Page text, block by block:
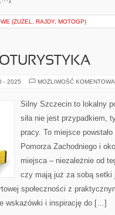
(ŻUŻEL, RAJDY, MOTOGP)
- 2025 MOŻLIWOŚĆ
Silny Szczecin to lokalny
siła nie jest przypadkiem,
pracy. To miejsce
Pomorza Zachodniego i
miejsca – niezależnie od
czy mają już za sobą setki
społeczności z
wskazówki i inspirację do […]